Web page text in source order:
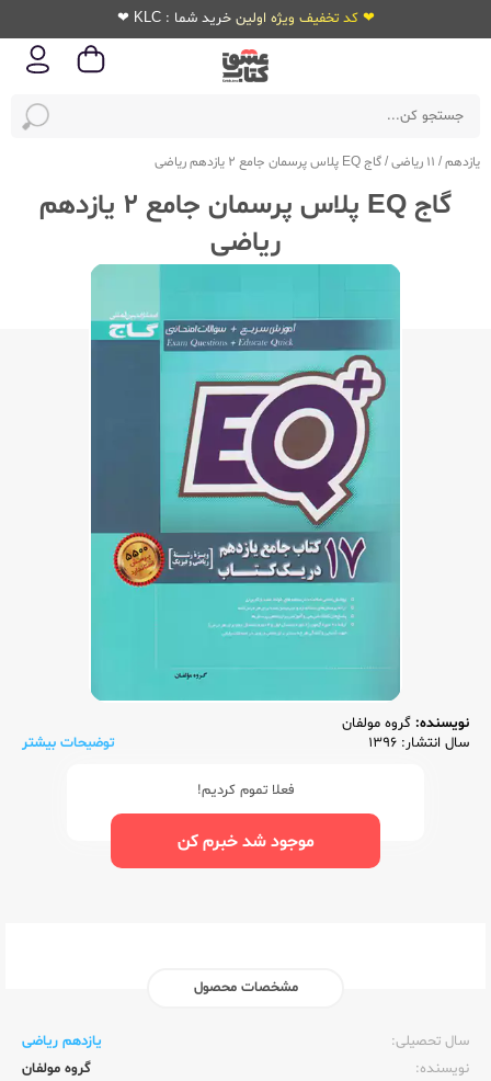
❤ کد تخفیف ویژه اولین خرید شما : KLC ❤
یازدهم/ 11 ریاضی /گاج EQ پلاس پرسمان جامع 2 یازدهم ریاضی
گاج EQ پلاس پرسمان جامع 2 یازدهم
ریاضی
نویسنده: گروه مولفان
سال انتشار: 1396
توضیحات بیشتر
فعلا تموم کردیم!
موجود شد خبرم کن
مشخصات محصول
سال تحصیلی:‌
یازدهم ریاضی
نویسنده:‌
گروه مولفان